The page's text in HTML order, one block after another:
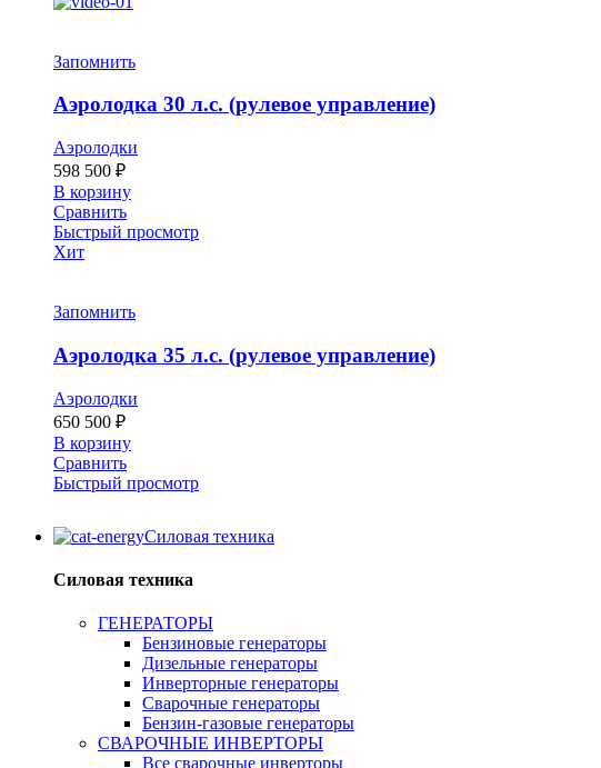
Запомнить
Аэролодка 30 л.с. (рулевое управление)
Аэролодки
598 500 ₽
В корзину
Сравнить
Быстрый просмотр
Хит
Запомнить
Аэролодка 35 л.с. (рулевое управление)
Аэролодки
650 500 ₽
В корзину
Сравнить
Быстрый просмотр
Силовая техника
Силовая техника
ГЕНЕРАТОРЫ
Бензиновые генераторы
Дизельные генераторы
Инверторные генераторы
Сварочные генераторы
Бензин-газовые генераторы
СВАРОЧНЫЕ ИНВЕРТОРЫ
Все сварочные инверторы